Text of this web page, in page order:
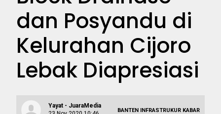
dan Posyandu di
Kelurahan Cijoro
Lebak Diapresiasi
Yayat - JuaraMedia
BANTEN INFRASTRUKUR KABAR